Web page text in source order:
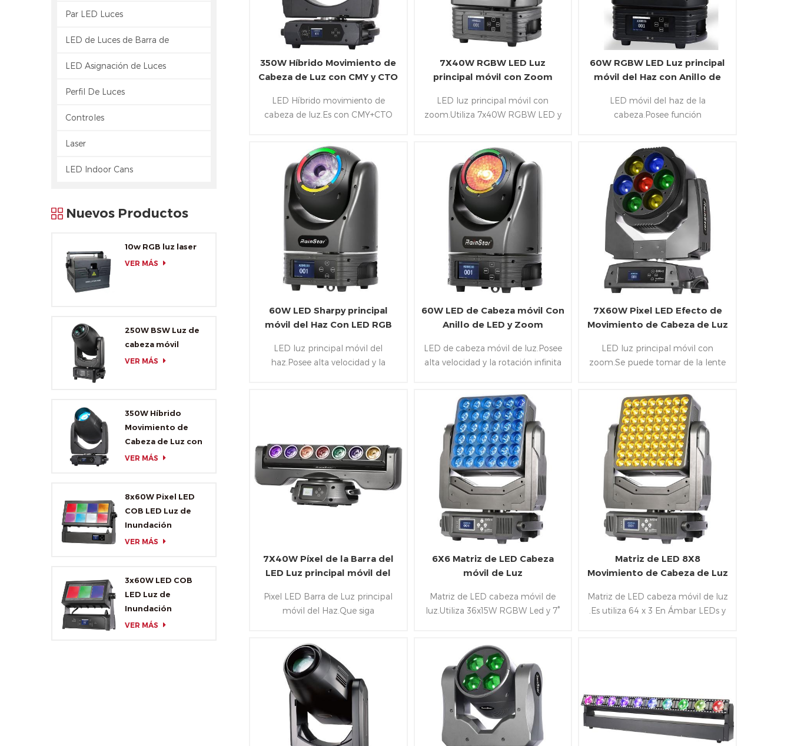
Par LED Luces
LED de Luces de Barra de
LED Asignación de Luces
Perfil De Luces
Controles
Laser
LED Indoor Cans
Nuevos Productos
10w RGB luz laser
VER MÁS
250W BSW Luz de
cabeza móvil
VER MÁS
350W Híbrido
Movimiento de
Cabeza de Luz con
CMY y CTO
VER MÁS
8x60W Pixel LED
COB LED Luz de
Inundación
VER MÁS
3x60W LED COB
LED Luz de
Inundación
VER MÁS
350W Híbrido Movimiento de
Cabeza de Luz con CMY y CTO
LED Híbrido movimiento de
cabeza de luz.Es con CMY+CTO
-35° lineal de zoom,CMY+rueda de
color y lineal CTO.Además de los
siguientes RDM,DMX y Artnet
protocolo de control de
7X40W RGBW LED Luz
principal móvil con Zoom
LED luz principal móvil con
zoom.Utiliza 7x40W RGBW LED y
zoom,cada LED
controlable.Además de los
siguientes RDM,DMX y Artnet
protocolo de control de
60W RGBW LED Luz principal
móvil del Haz con Anillo de
LED móvil del haz de la
cabeza.Posee función
LED&72X0.2W LED RGB de LED
ring y se sigue DMX&protocolo
Artnet. 2° ángulo de haz y un
nuevo 130mm eficiente brillante
len así
60W LED Sharpy principal
móvil del Haz Con LED RGB
LED luz principal móvil del
haz.Posee alta velocidad y la
eficiente brillante len y 5° ángulo
de haz así
60W LED de Cabeza móvil Con
Anillo de LED y Zoom
LED de cabeza móvil de luz.Posee
alta velocidad y la rotación infinita
de 1x60W RGBW LED&anillo de
LED y una nueva 94 mm
altamente eficiente brillante len y
rango de zoom de 5-40°
7X60W Pixel LED Efecto de
Movimiento de Cabeza de Luz
LED luz principal móvil con
zoom.Se puede tomar de la lente
de la gama de 4-50°.Además de la
inclusión de DMX 512、Artnet、
Sonido y modo Master/Slave.
7X40W Píxel de la Barra del
LED Luz principal móvil del
Pixel LED Barra de Luz principal
móvil del Haz.Que siga
Led&84x0.2W Led,Y puede trabajar
rotación infinita en la Cacerola / de
la inclinación y 7pcs de LEDs
controlado individualmente
6X6 Matriz de LED Cabeza
móvil de Luz
Matriz de LED cabeza móvil de
luz.Utiliza 36x15W RGBW Led y 7°
Cacerola / de la inclinación .36pcs
de LEDs controlado
individualmente en DMX y Artnet
modo de control.
Matriz de LED 8X8
Movimiento de Cabeza de Luz
Matriz de LED cabeza móvil de luz
.Es utiliza 64 x 3 En Ámbar LEDs y
DMX y Artnet modo de control de .